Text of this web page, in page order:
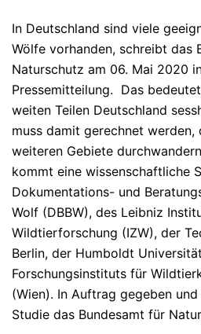
In Deutschland sind viele
Wölfe vorhanden, schreibt das
Naturschutz am 06. Mai 2020
Pressemitteilung. Das
weiten Teilen Deutschland
muss damit gerechnet werden,
weiteren Gebiete
kommt eine wissenschaftliche
Dokumentations- und
Wolf (DBBW), des Leibniz
Wildtierforschung (IZW), der
Berlin, der Humboldt
Forschungsinstituts für
(Wien). In Auftrag gegeben
Studie das Bundesamt für